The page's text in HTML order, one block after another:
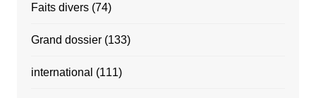
Faits divers(74)
Grand dossier(133)
international (111)